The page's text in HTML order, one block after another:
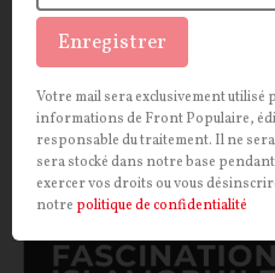
CULTUREISLAM
Enregistrer
Votre mail sera exclusivement utilisé
informations de Front Populaire,
responsable du traitement. Il ne sera
sera stocké dans notre base
exercer vos droits ou vous
notre politique de confidentialité